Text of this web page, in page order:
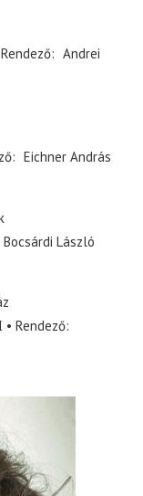
Rendező
Andrei
Eichner András
Bocsárdi László
Rendező